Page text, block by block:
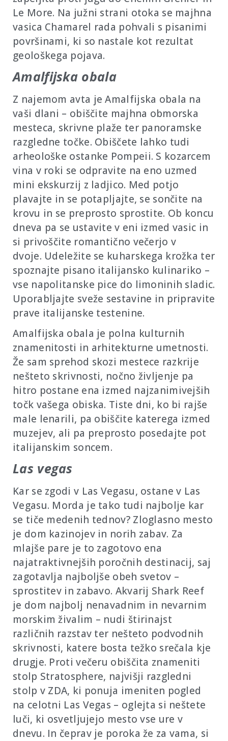
Le More. Na južni strani otoka se majhna
vasica Chamarel rada pohvali s pisanimi
površinami, ki so nastale kot rezultat
geološkega pojava.
Amalfijska obala
Z najemom avta je Amalfijska obala na
vaši dlani – obiščite majhna obmorska
mesteca, skrivne plaže ter panoramske
razgledne točke. Obiščete lahko tudi
arheološke ostanke Pompeii. S kozarcem
vina v roki se odpravite na eno uzmed
mini ekskurzij z ladjico. Med potjo
plavajte in se potapljajte, se sončite na
krovu in se preprosto sprostite. Ob koncu
dneva pa se ustavite v eni izmed vasic in
si privoščite romantično večerjo v
dvoje. Udeležite se kuharskega krožka ter
spoznajte pisano italijansko kulinariko –
vse napolitanske pice do limoninih sladic.
Uporabljajte sveže sestavine in pripravite
prave italijanske testenine.
Amalfijska obala je polna kulturnih
znamenitosti in arhitekturne umetnosti.
Že sam sprehod skozi mestece razkrije
nešteto skrivnosti, nočno življenje pa
hitro postane ena izmed najzanimivejših
točk vašega obiska. Tiste dni, ko bi rajše
male lenarili, pa obiščite katerega izmed
muzejev, ali pa preprosto posedajte pot
italijanskim soncem.
Las vegas
Kar se zgodi v Las Vegasu, ostane v Las
Vegasu. Morda je tako tudi najbolje kar
se tiče medenih tednov? Zloglasno mesto
je dom kazinojev in norih zabav. Za
mlajše pare je to zagotovo ena
najatraktivnejših poročnih destinacij, saj
zagotavlja najboljše obeh svetov –
sprostitev in zabavo. Akvarij Shark Reef
je dom najbolj nenavadnim in nevarnim
morskim živalim – nudi štirinajst
različnih razstav ter nešteto podvodnih
skrivnosti, katere bosta težko srečala kje
drugje. Proti večeru obiščita znameniti
stolp Stratosphere, najvišji razgledni
stolp v ZDA, ki ponuja imeniten pogled
na celotni Las Vegas – oglejta si neštete
luči, ki osvetljujejo mesto vse ure v
dnevu. In čeprav je poroka že za vama, si